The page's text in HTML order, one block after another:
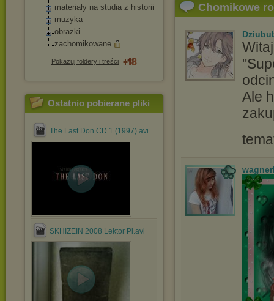
materiały na studia z historii
muzyka
obrazki
zachomikowane
Pokazuj foldery i treści
Ostatnio pobierane pliki
The Last Don CD 1 (1997).avi
SKHIZEIN 2008 Lektor Pl.avi
Chomikowe
Ale